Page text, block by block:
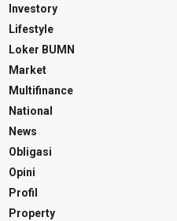
Investory
Lifestyle
Loker BUMN
Market
Multifinance
National
News
Obligasi
Opini
Profil
Property